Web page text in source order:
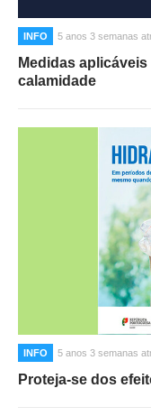
INFO 5 anos 3 semanas
Medidas
calamidade
INFO 5 anos 3 semanas
Proteja-se dos